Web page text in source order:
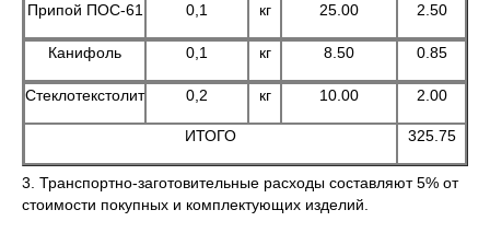
Припой ПОС-61 0,1 кг 25.00 2.50
Канифоль 0,1 кг 8.50 0.85
Стеклотекстолит 0,2 кг 10.00 2.00
ИТОГО 325.75
3. Транспортно-заготовительные расходы составляют 5% от
стоимости покупных и комплектующих изделий.